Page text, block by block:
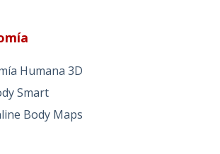
Humana 3D
Smart
Body Maps